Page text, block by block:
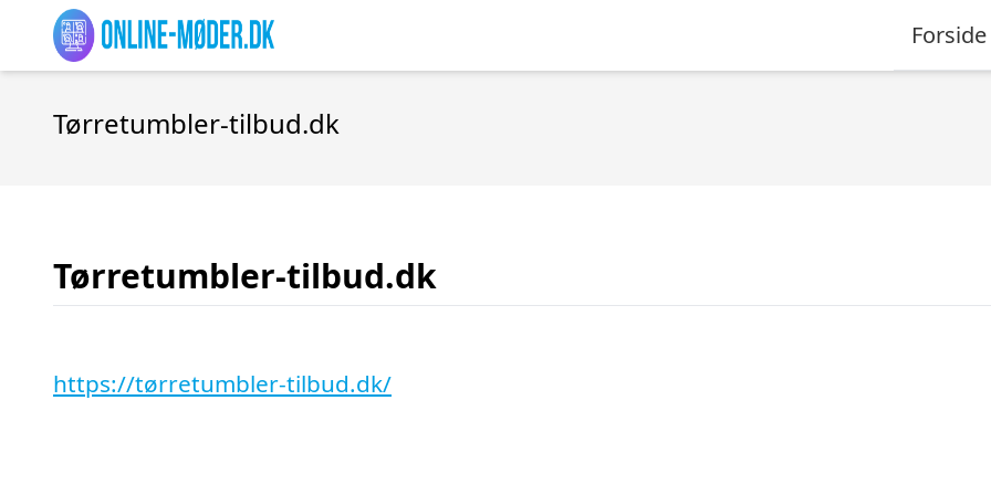
Forside
Tørretumbler-tilbud.dk
Tørretumbler-tilbud.dk
https://tørretumbler-tilbud.dk/